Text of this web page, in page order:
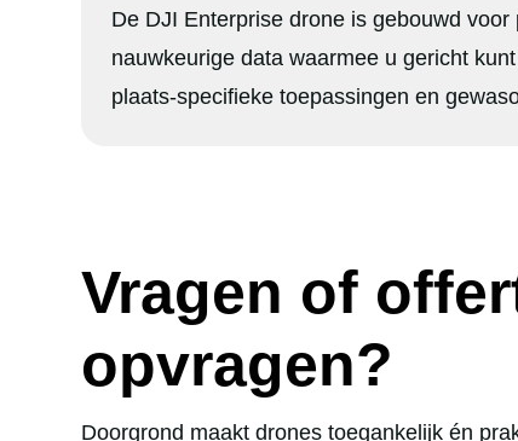
De DJI Enterprise drone is gebouwd
nauwkeurige data waarmee u gericht
plaats-specifieke toepassingen en
Vragen of
opvragen?
Doorgrond maakt drones toegankelijk én